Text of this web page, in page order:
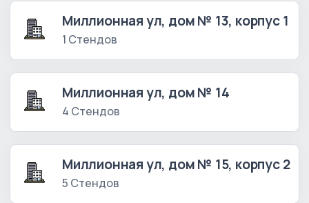
Миллионная ул, дом № 13, корпус 1
1 Стендов
Миллионная ул, дом № 14
4 Стендов
Миллионная ул, дом № 15, корпус 2
5 Стендов